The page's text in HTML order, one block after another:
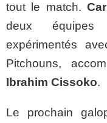
tout le match.
deux équipes
expérimentés
Pitchouns,
Ibrahim Cissoko.
Le prochain